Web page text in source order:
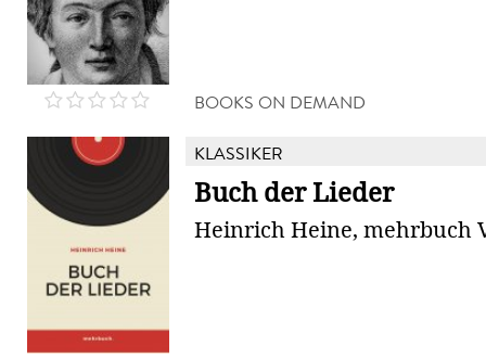
BOOKS ON DEMAND
KLASSIKER
Buch der Lieder
Heinrich Heine, mehrbuch